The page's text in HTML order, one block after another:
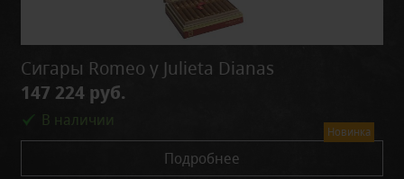
Новинка
Сигары Romeo y Julieta Dianas
147 224 руб.
В наличии
Подробнее